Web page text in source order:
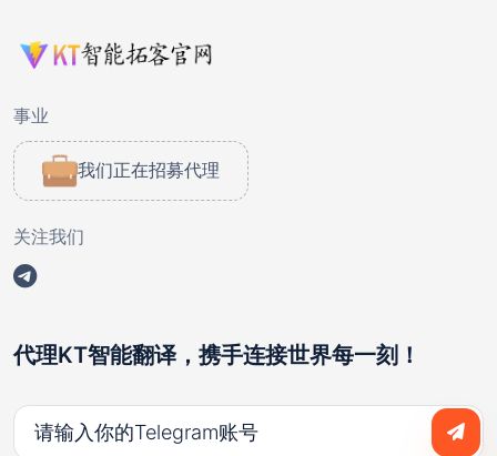
事业
我们正在招募代理
关注我们
代理KT智能翻译，携手连接世界每一刻！